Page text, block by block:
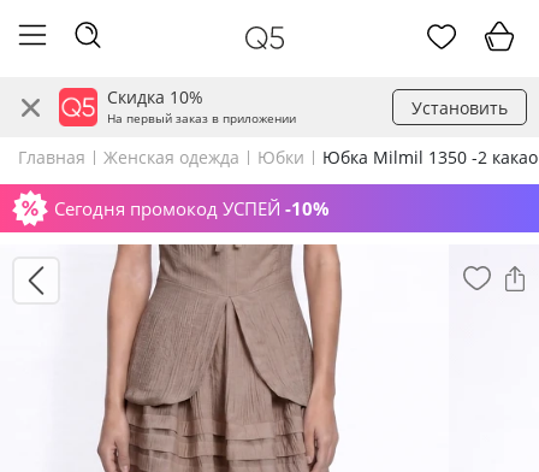
Скидка 10%
На первый заказ в приложении Установить
Главная Женская одежда Юбки Юбка Milmil 1350 -2 какао
Сегодня промокод УСПЕЙ -10%